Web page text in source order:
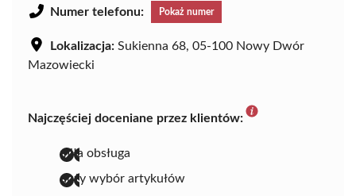
Numer telefonu: Pokaż numer
Lokalizacja: Sukienna 68, 05-100 Nowy Dwór
Mazowiecki
Najczęściej doceniane przez klientów:
miła obsługa
duży wybór artykułów